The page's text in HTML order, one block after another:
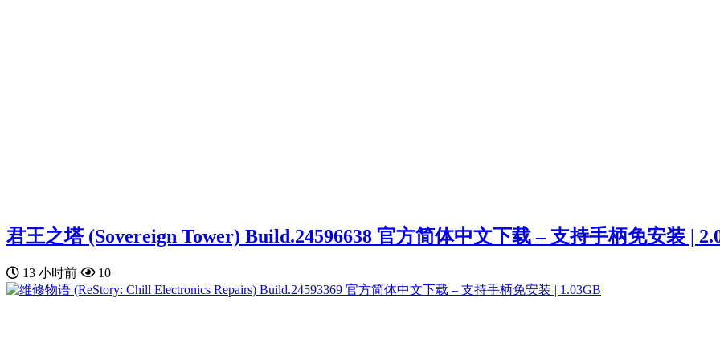
君王之塔 (Sovereign Tower) Build.24596638 官方简体中文下载 – 支持手柄免安装 |
13 小时前 10